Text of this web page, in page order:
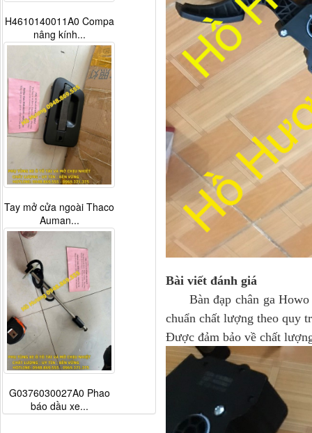
Bài viết đánh giá
Bàn đạp chân ga Howo
chuẩn chất lượng theo quy
Được đảm bảo về chất
H4610140011A0 Compa
nâng kính...
Tay mở cửa ngoài Thaco
Auman...
G0376030027A0 Phao
báo dầu xe...